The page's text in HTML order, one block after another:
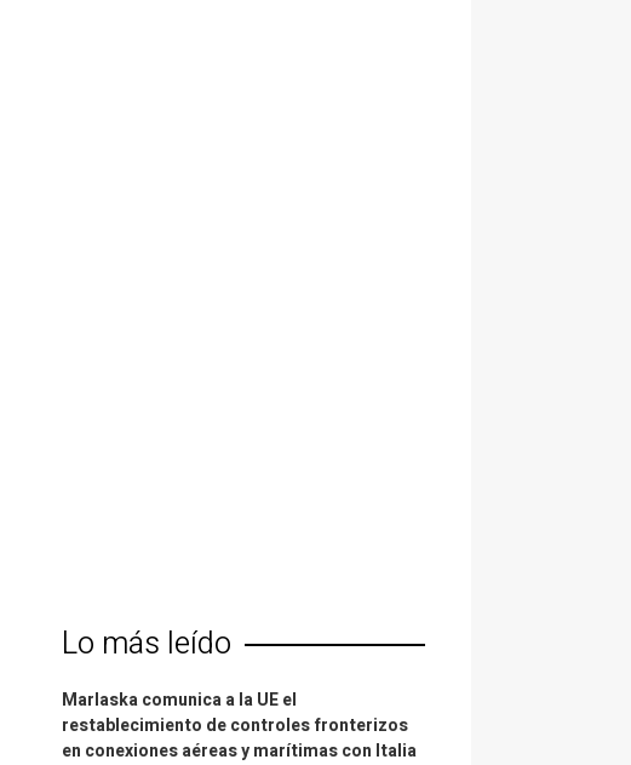
Lo más leído
Marlaska comunica a la UE el
restablecimiento de controles fronterizos
en conexiones aéreas y marítimas con Italia